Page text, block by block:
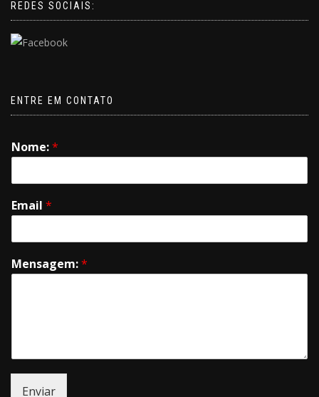
REDES SOCIAIS:
ENTRE EM CONTATO
Nome:*
Email *
Mensagem:*
Enviar